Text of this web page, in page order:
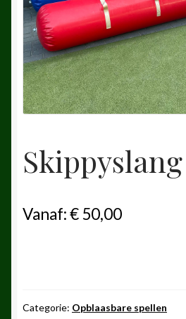
Skippyslang
Vanaf:€50,00
Categorie: Opblaasbare spellen